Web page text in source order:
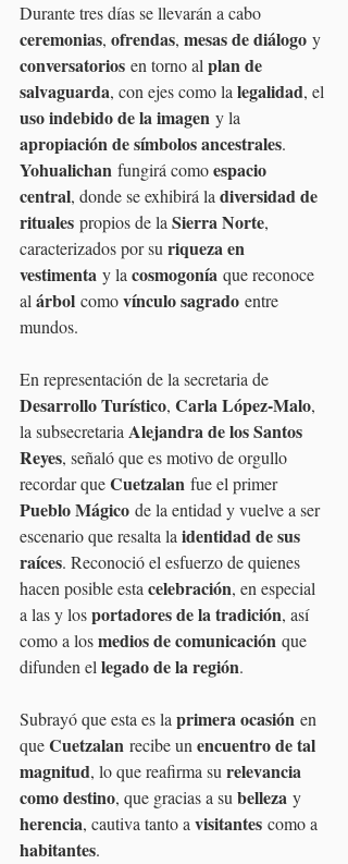
Durante tres días se llevarán a cabo
ceremonias, ofrendas, mesas de diálogo y
conversatorios en torno al plan de
salvaguarda, con ejes como la legalidad, el
uso indebido de la imagen y la
apropiación de símbolos ancestrales.
Yohualichan fungirá como espacio
central, donde se exhibirá la diversidad de
rituales propios de la Sierra Norte,
caracterizados por su riqueza en
vestimenta y la cosmogonía que reconoce
al árbol como vínculo sagrado entre
mundos.
En representación de la secretaria de
Desarrollo Turístico, Carla López-Malo,
la subsecretaria Alejandra de los Santos
Reyes, señaló que es motivo de orgullo
recordar que Cuetzalan fue el primer
Pueblo Mágico de la entidad y vuelve a ser
escenario que resalta la identidad de sus
raíces. Reconoció el esfuerzo de quienes
hacen posible esta celebración, en especial
a las y los portadores de la tradición, así
como a los medios de comunicación que
difunden el legado de la región.
Subrayó que esta es la primera ocasión en
que Cuetzalan recibe un encuentro de tal
magnitud, lo que reafirma su relevancia
como destino, que gracias a su belleza y
herencia, cautiva tanto a visitantes como a
habitantes.